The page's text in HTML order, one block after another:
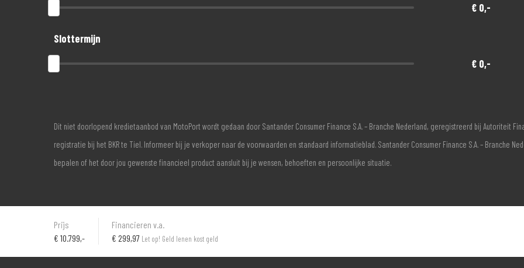
€ 0,-
Slottermijn
€ 0,-
Dit niet doorlopend kredietaanbod van MotoPort wordt gedaan door Santander Consumer Finance S.A. – Branche Nederland, geregistreerd bij Autoriteit
registratie bij het BKR te Tiel. Informeer bij je verkoper naar de voorwaarden en standaard informatieblad. Santander Consumer Finance S.A. – Branche
bepalen of het door jou gewenste financieel product aansluit bij je wensen, behoeften en persoonlijke situatie.
Prijs
€ 10.799,-
Financieren v.a.
€ 299,97 Let op! Geld lenen kost geld